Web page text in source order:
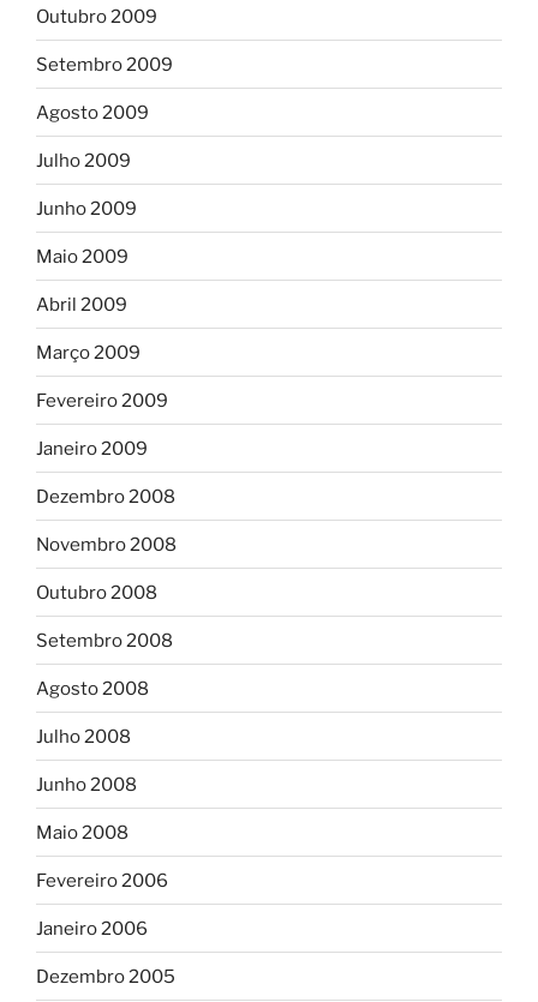
Outubro 2009
Setembro 2009
Agosto 2009
Julho 2009
Junho 2009
Maio 2009
Abril 2009
Março 2009
Fevereiro 2009
Janeiro 2009
Dezembro 2008
Novembro 2008
Outubro 2008
Setembro 2008
Agosto 2008
Julho 2008
Junho 2008
Maio 2008
Fevereiro 2006
Janeiro 2006
Dezembro 2005